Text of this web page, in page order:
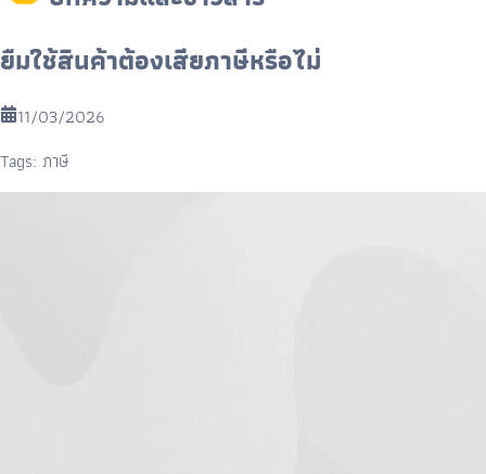
ยืมใช้สินค้าต้องเสียภาษีหรือไม่
11/03/2026
Tags: ภาษี